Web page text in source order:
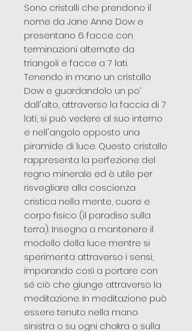
Sono cristalli che prendono il
nome da Jane Anne Dow e
presentano 6 facce con
terminazioni alternate da
triangoli e facce a 7 lati.
Tenendo in mano un cristallo
Dow e guardandolo un po’
dall'alto, attraverso la faccia di 7
lati, si può vedere al suo interno
e nell'angolo opposto una
piramide di luce. Questo cristallo
rappresenta la perfezione del
regno minerale ed è utile per
risvegliare alla coscienza
cristica nella mente, cuore e
corpo fisico (il paradiso sulla
terra). Insegna a mantenere il
modello della luce mentre si
sperimenta attraverso i sensi,
imparando così a portare con
sé ciò che giunge attraverso la
meditazione. In meditazione può
essere tenuto nella mano
sinistra o su ogni chakra o sulla